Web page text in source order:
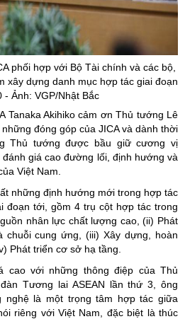
phối hợp với Bộ Tài chính và các bộ,
xây dựng danh mục hợp tác giai đoạn
- Ảnh: VGP/Nhật Bắc
Tanaka Akihiko cảm ơn Thủ tướng Lê
đóng góp của JICA và dành thời
Thủ tướng được bầu giữ cương vị
giá cao đường lối, định hướng và
Việt Nam.
những định hướng mới trong hợp tác
đoạn tới, gồm 4 trụ cột hợp tác trong
nhân lực chất lượng cao, (ii) Phát
chuỗi cung ứng, (iii) Xây dựng, hoàn
Phát triển cơ sở hạ tầng.
cao với những thông điệp của Thủ
Tương lai ASEAN lần thứ 3, ông
nghệ là một trọng tâm hợp tác giữa
riêng với Việt Nam, đặc biệt là thúc